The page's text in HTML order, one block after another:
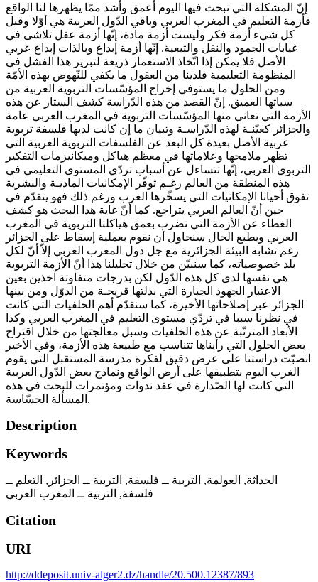
إنّ المشكلة التي نبحث فيها اليوم أعمق وأشد ممّا يظهرها لنا الواقع
فأزمة التعليم في المغرب العربي وباقي الدّول العربية هي أوّلا وقبل
كل شيء أزمة فكر وليست أزمة مادة، إنّها أزمة عقل تلاشى في
غيابات الجمود والنقل والتبعية. إنّها أزمة إبداع وبالذات إبداع عربي
الأصل فلا يمكن إذا اتّخاذ الاستعمار ذريعة لتبرير هذا الفشل في
المنظومة التعليمية فلدينا من العقول ما يكفي للنّهوض بهذه الأمّة
ومن الحلول ما يستوفي إخراج المؤسّسات التربوية العربية من
سباتها العميق. إنّ القصد من هذه الدّراسة كشف الستار عن هذه
الأزمة التي تعاني منها المؤسّسات التربوية في المغرب العربي عامة
والجزائر كعيّنـة لهذه الدّراسـة وتبيان ما إن كانت لديها فلسفة تربوية
عربية الأصل بعيدة كل البعد عن الفلسفات التربوية الغربية التي
تظهر ملامحها وعلاماتها في معظم هياكل وميكانيزمات التفكير
التربوي العربي، إنّها تتساءل عن أسباب تردّي المستوى التعليمي في
هذه المنطقة من العالم رغـم توفّر الإمكانيات الماديـة والبشرية
تفوق أحيانا الإمكانيات التي يسخّرها الغرب ورغم ذلك فهو يتقدّم في
حين أنّ العالم العربي يتراجع. كما أنّ غاية هذا البحث هو كشف
الغطاء عن الأزمة التي تضرب بعمق هياكلنا التربوية في المغرب
العربي وبطبع الحال سنحاول أن نقوم بعملية إسقاط على الجزائر
رغم تشابه البيئة الجزائرية مع جل دول المغرب العربي إلاّ أنّ لكل
بلد خصوصياته، كما سنبيّن من خلال تحليلنا هذا أنّ الأزمة التربوية
هي نفسها لدى كل هذه الدّول لكن بدرجات متفاوتة آخذين بعين
الاعتبار الجهود الجبارة التي بذلتها قريحـة من الدوّل ومن بينها
الجزائر عبر إصلاحاتها الأخيرة، كما سنقدّم أهم الخلفيات التي كانت
في نظرنا سببا في تردّي مستوى التعليم في المغرب العربي وكذا
الأبعاد المترتّبة عن هذه الخلفيات وسبل معالجتها من خلال اقتراح
بعض الحلول التي رأيناها تتناسب مع طبيعة هذه الأزمة، وفي الأخير
انصبّت دراستنا على عرض دقيق لفكرة مدرسة المستقبل التي يقوم
الغرب اليوم بتطبيقها على أرض الواقع ونماذج بعض الدّول العربية
التي كانت لها الصّدارة في عقد ندوات ومؤتمرات للبحث في هذه
المسألة الحسّاسة.
Description
Keywords
الحداثة, العولمة, التربية ــ فلسفة, التربية ــ الجزائر , التعلم ــ
فلسفة, التربية ــ المغرب العربي
Citation
URI
http://ddeposit.univ-alger2.dz/handle/20.500.12387/893